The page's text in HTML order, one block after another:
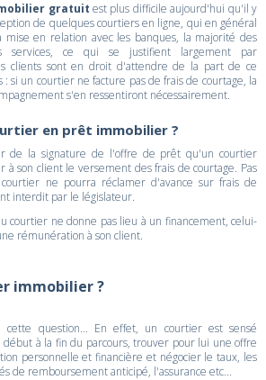
gratuit est plus difficile aujourd'hui qu'il y
de quelques courtiers en ligne, qui en général
en relation avec les banques, la majorité des
services, ce qui se justifient largement par
clients sont en droit d'attendre de la part de ce
: si un courtier ne facture pas de frais de courtage, la
s'en ressentiront nécessairement.
en prêt immobilier ?
de la signature de l'offre de prêt qu'un courtier
son client le versement des frais de courtage. Pas
ne pourra réclamer d'avance sur frais de
interdit par le législateur.
courtier ne donne pas lieu à un financement, celui-
rémunération à son client.
immobilier ?
cette question... En effet, un courtier est sensé
début à la fin du parcours, trouver pour lui une offre
personnelle et financière et négocier le taux, les
de remboursement anticipé, l'assurance etc...